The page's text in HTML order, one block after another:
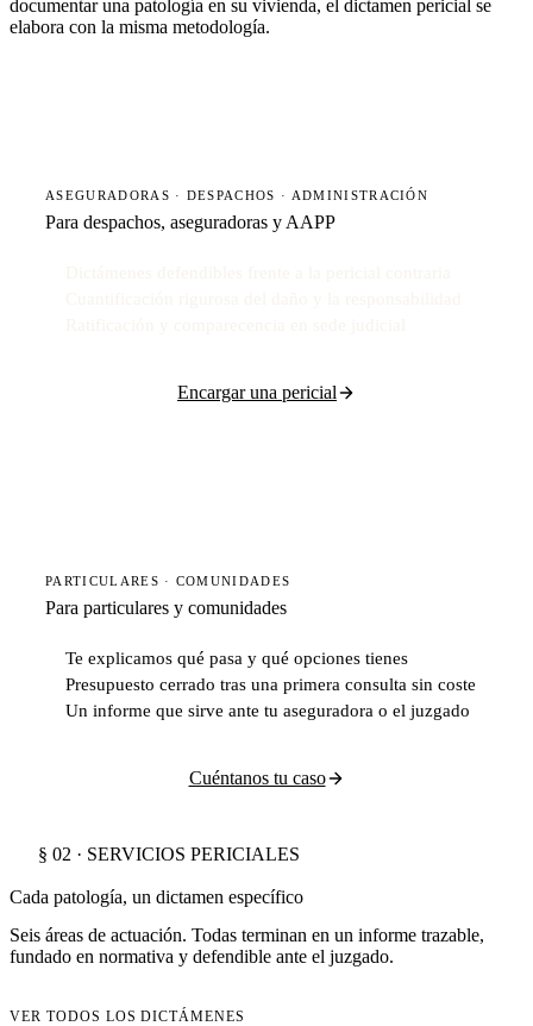
documentar una patología en su vivienda, el dictamen pericial se
elabora con la misma metodología.
ASEGURADORAS · DESPACHOS · ADMINISTRACIÓN
Para despachos, aseguradoras y AAPP
Encargar una pericial
PARTICULARES · COMUNIDADES
Para particulares y comunidades
Te explicamos qué pasa y qué opciones tienes
Presupuesto cerrado tras una primera consulta sin coste
Un informe que sirve ante tu aseguradora o el juzgado
Cuéntanos tu caso
§ 02 · SERVICIOS PERICIALES
Cada patología, un dictamen específico
Seis áreas de actuación. Todas terminan en un informe trazable,
fundado en normativa y defendible ante el juzgado.
VER TODOS LOS DICTÁMENES